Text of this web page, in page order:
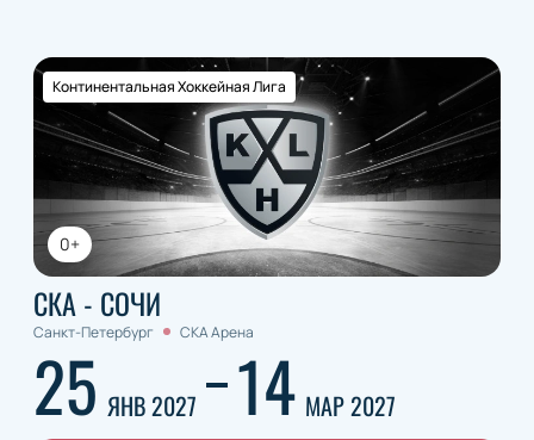
0+
Континентальная Хоккейная Лига
СКА - СОЧИ
Санкт-Петербург СКА Арена
25 ЯНВ 2027 14 МАР 2027